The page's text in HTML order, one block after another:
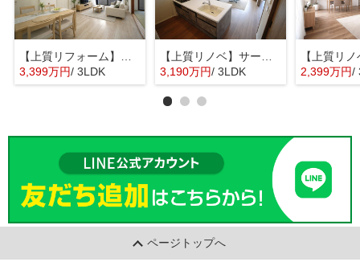
3,399万円/ 3LDK
3,190万円/ 3LDK 2,399万円/
ページトップへ